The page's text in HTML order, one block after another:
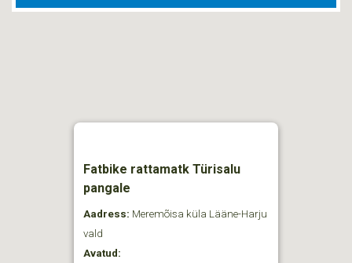
Fatbike rattamatk Türisalu
pangale
Aadress: Meremõisa küla Lääne-Harju
vald
Avatud: